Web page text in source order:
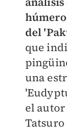
del
que
una
el